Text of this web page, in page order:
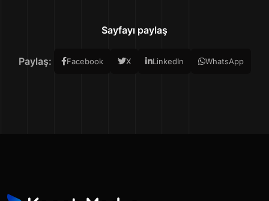
Sayfayı paylaş
Paylaş: Facebook X LinkedIn WhatsApp